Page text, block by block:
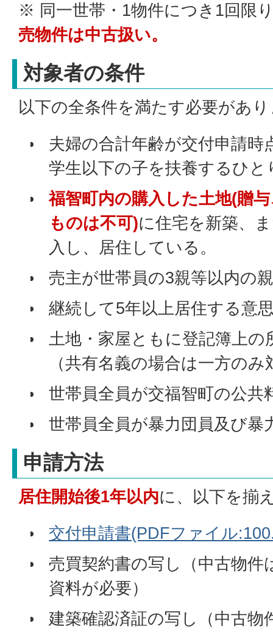
※ 同一世帯・1物件につき1回限
売物件は中古扱い。
対象者の条件
以下の全条件を満たす必要があ
夫婦の合計年齢が交付申請時
学生以下の子を扶養するひと
福智町内の購入した土地(贈
ものは不可)に住宅を新築、
入し、居住している。
売主が世帯員の3親等以内の
継続して5年以上居住する意
土地・家屋ともに登記簿上
（共有名義の場合は一方のみ
世帯員全員が交福智町の公共
世帯員全員が暴力団員及び暴
申請方法
居住開始後1年以内に、以下を揃
交付申請書(PDFファイル
売買契約書の写し（中古物件
資料が必要）
建築確認済証の写し（中古物